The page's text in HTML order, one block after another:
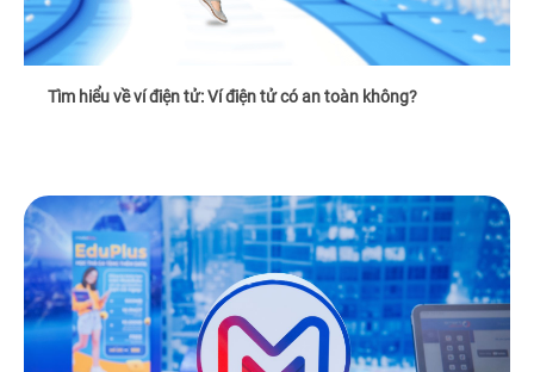
Tìm hiểu về ví điện tử: Ví điện tử có an toàn không?